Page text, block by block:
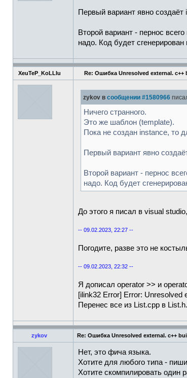
//Добавить эл-т
//Удалить эл-т
popFront
Iterator end()
//Удаление i эл-
void remove(
};
Первый вариант явно
Второй вариант - пернос
надо. Код будет сгенерирован
XeuTeP_KoLLIu Re: Ошибка Unresolved external. c++
zykov в сообщении #1580966
Ничего странного.
Это же шаблон (template).
Пока не создан instance, то
Первый вариант явно
Второй вариант - пернос
надо. Код будет
До этого я писал в visual
-- 09.02.2023, 22:27 --
Погодите, разве это не
-- 09.02.2023, 22:32 --
Я дописал operator >> и
[ilink32 Error] Error:
Перенес все из List.cpp в
zykov Re: Ошибка Unresolved external. c++
Нет, это фича языка.
Хотите для любого типа -
Хотите скомпилировать один